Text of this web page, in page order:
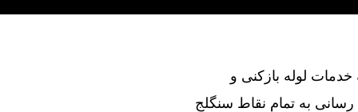
در ارائه خدمات لوله بازکنی و
به تمام نقاط سنگلج